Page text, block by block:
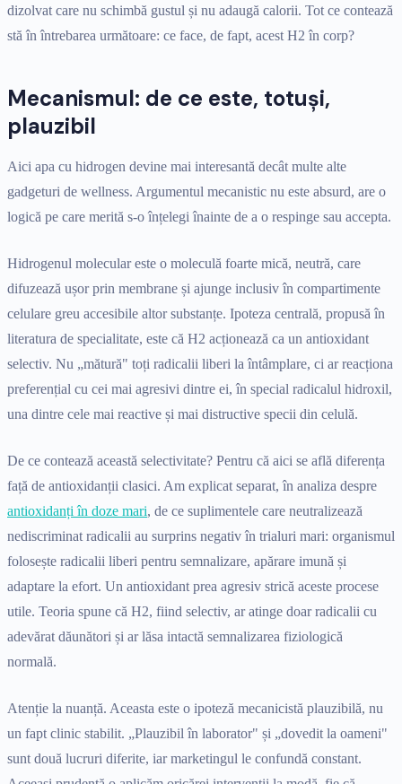
dizolvat care nu schimbă gustul și nu adaugă calorii. Tot ce contează
stă în întrebarea următoare: ce face, de fapt, acest H2 în corp?
Mecanismul: de ce este, totuși,
plauzibil
Aici apa cu hidrogen devine mai interesantă decât multe alte
gadgeturi de wellness. Argumentul mecanistic nu este absurd, are o
logică pe care merită s-o înțelegi înainte de a o respinge sau accepta.
Hidrogenul molecular este o moleculă foarte mică, neutră, care
difuzează ușor prin membrane și ajunge inclusiv în compartimente
celulare greu accesibile altor substanțe. Ipoteza centrală, propusă în
literatura de specialitate, este că H2 acționează ca un antioxidant
selectiv. Nu „mătură" toți radicalii liberi la întâmplare, ci ar reacționa
preferențial cu cei mai agresivi dintre ei, în special radicalul hidroxil,
una dintre cele mai reactive și mai distructive specii din celulă.
De ce contează această selectivitate? Pentru că aici se află diferența
față de antioxidanții clasici. Am explicat separat, în analiza despre
antioxidanți în doze mari, de ce suplimentele care neutralizează
nediscriminat radicalii au surprins negativ în trialuri mari: organismul
folosește radicalii liberi pentru semnalizare, apărare imună și
adaptare la efort. Un antioxidant prea agresiv strică aceste procese
utile. Teoria spune că H2, fiind selectiv, ar atinge doar radicalii cu
adevărat dăunători și ar lăsa intactă semnalizarea fiziologică
normală.
Atenție la nuanță. Aceasta este o ipoteză mecanicistă plauzibilă, nu
un fapt clinic stabilit. „Plauzibil în laborator" și „dovedit la oameni"
sunt două lucruri diferite, iar marketingul le confundă constant.